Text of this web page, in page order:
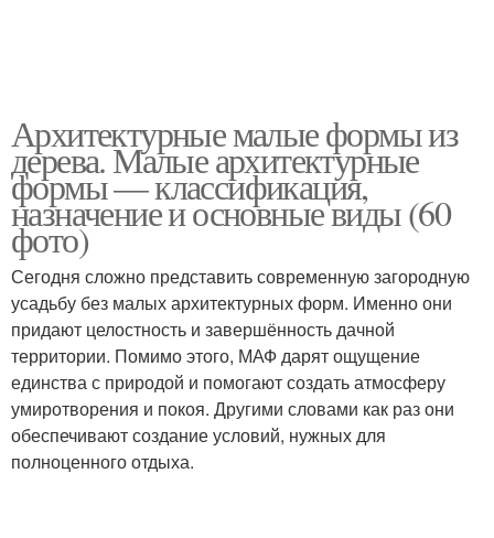
Архитектурные малые формы из
дерева. Малые архитектурные
формы — классификация,
назначение и основные виды (60
фото)
Сегодня сложно представить современную загородную
усадьбу без малых архитектурных форм. Именно они
придают целостность и завершённость дачной
территории. Помимо этого, МАФ дарят ощущение
единства с природой и помогают создать атмосферу
умиротворения и покоя. Другими словами как раз они
обеспечивают создание условий, нужных для
полноценного отдыха.